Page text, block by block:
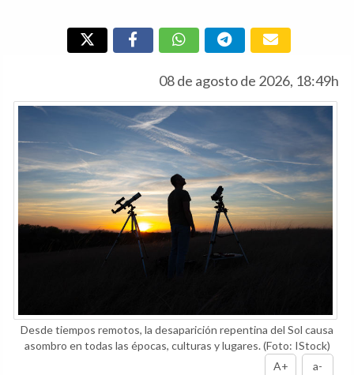
08 de agosto de 2026, 18:49h
Desde tiempos remotos, la desaparición repentina del Sol causa
asombro en todas las épocas, culturas y lugares.(Foto: IStock)
A+
a-